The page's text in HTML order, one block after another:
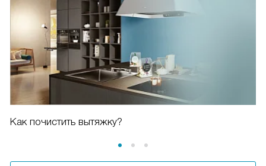
Как почистить вытяжку?